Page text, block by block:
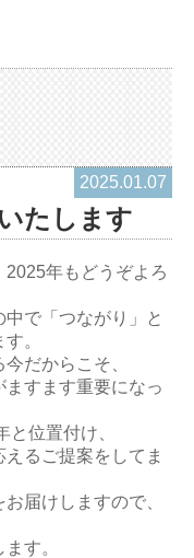
2025.01.07
たします
年もどうぞよろ
で「つながり」と
。
だからこそ、
すます重要になっ
位置付け、
るご提案をしてま
届けしますので、
す。